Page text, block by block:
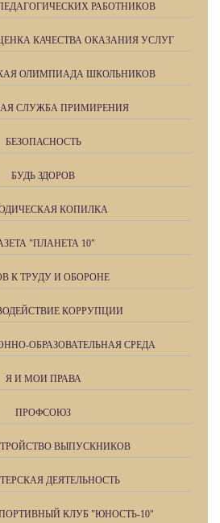
РАБОТНИКОВ
КАЧЕСТВА ОКАЗАНИЯ УСЛУГ
ОЛИМПИАДА ШКОЛЬНИКОВ
СЛУЖБА ПРИМИРЕНИЯ
БЕЗОПАСНОСТЬ
БУДЬ ЗДОРОВ
КОПИЛКА
"ПЛАНЕТА 10"
К ТРУДУ И ОБОРОНЕ
КОРРУПЦИИ
ОБРАЗОВАТЕЛЬНАЯ СРЕДА
Я И МОИ ПРАВА
ПРОФСОЮЗ
ВЫПУСКНИКОВ
ДЕЯТЕЛЬНОСТЬ
КЛУБ "ЮНОСТЬ-10"